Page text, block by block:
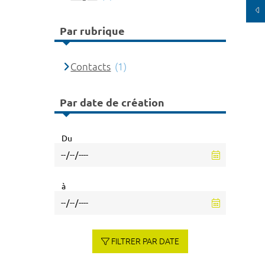
Par rubrique
Contacts (1)
Par date de création
Du
à
FILTRER PAR DATE